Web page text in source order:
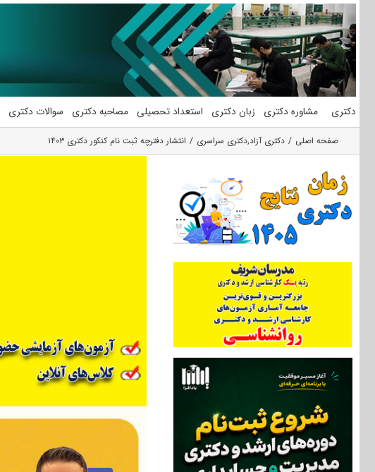
محتوا
دکتری مشاوره دکتری زبان دکتری استعداد تحصیلی مصاحبه دکتری سوالات دکتری
صفحه اصلی دکتری آزاد,دکتری سراسری انتشار دفترچه ثبت نام کنکور دکتری ۱۴۰۳